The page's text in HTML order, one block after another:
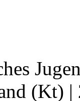
(Kt) |